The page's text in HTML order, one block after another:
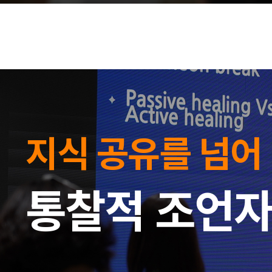
지식 공유를 넘어
통찰적 조언